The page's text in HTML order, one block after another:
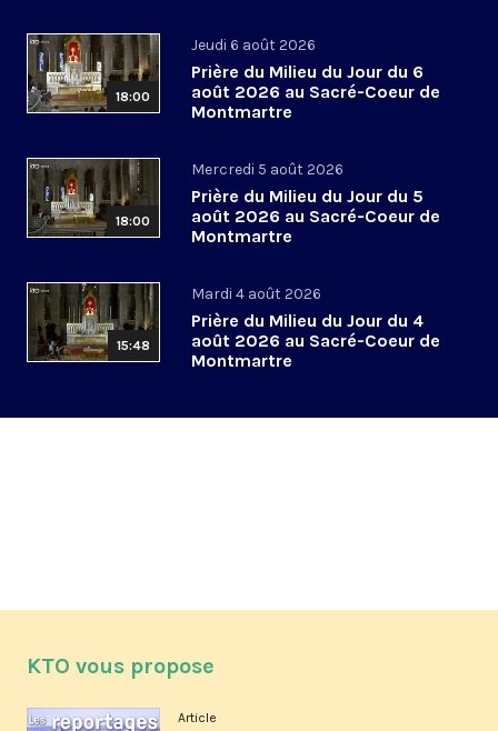
18:00
Jeudi 6 août 2026
Prière du Milieu du Jour du 6
août 2026 au Sacré-Coeur de
Montmartre
18:00
Mercredi 5 août 2026
Prière du Milieu du Jour du 5
août 2026 au Sacré-Coeur de
Montmartre
15:48
Mardi 4 août 2026
Prière du Milieu du Jour du 4
août 2026 au Sacré-Coeur de
Montmartre
KTO vous propose
Article